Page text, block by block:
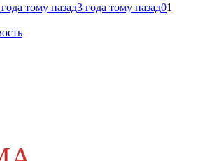
тому назад3 года тому назад01